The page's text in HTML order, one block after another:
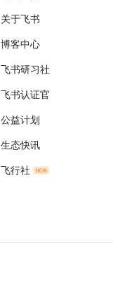
关于飞书
博客中心
飞书研习社
飞书认证官
公益计划
生态快讯
飞行社